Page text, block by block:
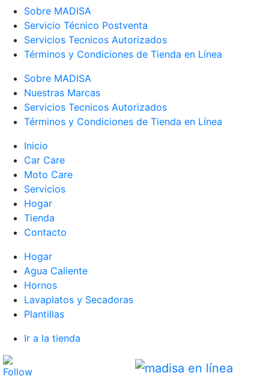
Sobre MADISA
Servicio Técnico Postventa
Servicios Tecnicos Autorizados
Términos y Condiciones de Tienda en Línea
Sobre MADISA
Nuestras Marcas
Servicios Tecnicos Autorizados
Términos y Condiciones de Tienda en Línea
Inicio
Car Care
Moto Care
Servicios
Hogar
Tienda
Contacto
Hogar
Agua Caliente
Hornos
Lavaplatos y Secadoras
Plantillas
Ir a la tienda